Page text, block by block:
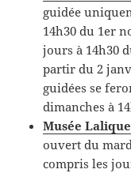
guidée
14h30 du 1er
jours à 14h30
partir du 2
guidées se
dimanches à
Musée Lalique
ouvert du
compris les